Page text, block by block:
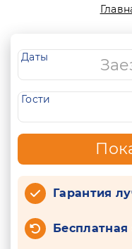
Даты
Гости
Гарантия